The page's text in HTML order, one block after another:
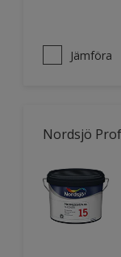
Jämföra
Nordsjö